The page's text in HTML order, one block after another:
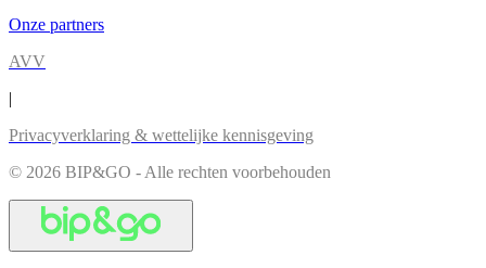
Onze partners
AVV
Privacyverklaring & wettelijke kennisgeving
© 2026 BIP&GO - Alle rechten voorbehouden